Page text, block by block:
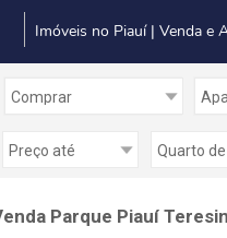
Imóveis no Piauí | Venda e
Parque Piauí